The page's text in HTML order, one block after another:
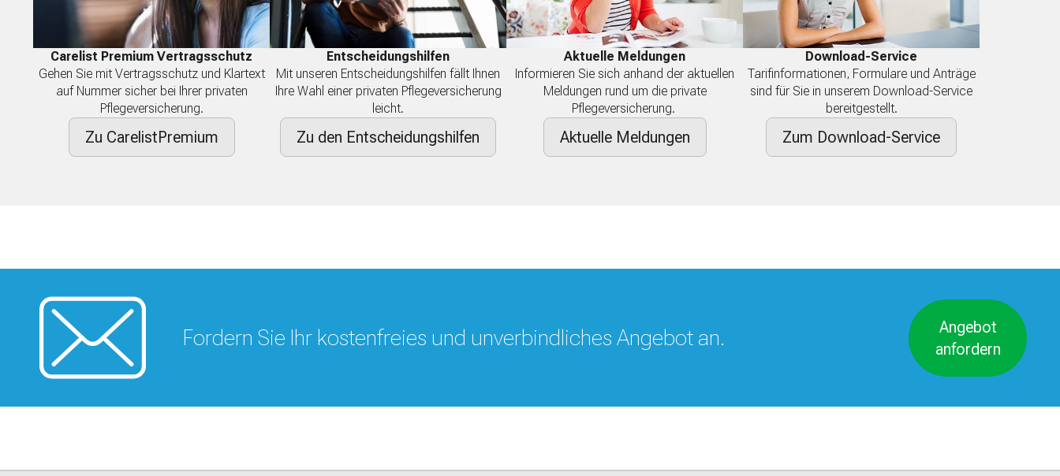
Carelist Premium Vertragsschutz
Gehen Sie mit Vertragsschutz und Klartext
auf Nummer sicher bei Ihrer privaten
Pflegeversicherung.
Zu CarelistPremium
Entscheidungshilfen
Mit unseren Entscheidungshilfen fällt Ihnen
Ihre Wahl einer privaten Pflegeversicherung
leicht.
Zu den Entscheidungshilfen
Aktuelle Meldungen
Informieren Sie sich anhand der aktuellen
Meldungen rund um die private
Pflegeversicherung.
Aktuelle Meldungen
Download-Service
Tarifinformationen, Formulare und Anträge
sind für Sie in unserem Download-Service
bereitgestellt.
Zum Download-Service
Fordern Sie Ihr kostenfreies und unverbindliches Angebot an.
Angebot
anfordern